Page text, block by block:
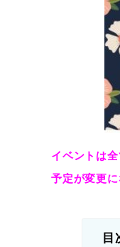
イベントは全
予定が変更
目